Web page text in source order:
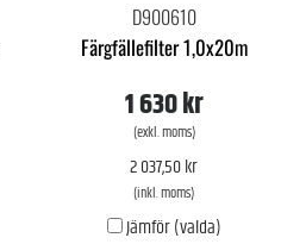
D900610
Färgfällefilter 1,0x20m
1 630 kr
(exkl. moms)
2 037,50 kr
(inkl. moms)
Jämför (valda)